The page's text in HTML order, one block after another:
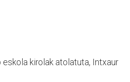
kirolak atolatuta, Intxaur